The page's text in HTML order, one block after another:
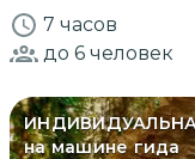
7 часов
до 6 человек
на машине гида